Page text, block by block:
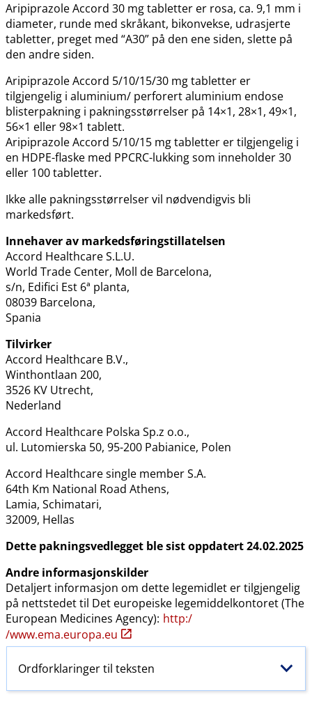
Aripiprazole Accord 30 mg tabletter er rosa, ca. 9,1 mm i
diameter, runde med skråkant, bikonvekse, udrasjerte
tabletter, preget med “A30” på den ene siden, slette på
den andre siden.
Aripiprazole Accord 5/10/15/30 mg tabletter er
tilgjengelig i aluminium​/​ perforert aluminium endose
blisterpakning i pakningsstørrelser på 14×1, 28×1, 49×1,
56×1 eller 98×1 tablett.
Aripiprazole Accord 5/10/15 mg tabletter er tilgjengelig i
en HDPE-flaske med PPCRC-lukking som inneholder 30
eller 100 tabletter.
Ikke alle pakningsstørrelser vil nødvendigvis bli
markedsført.
Innehaver av markedsføringstillatelsen
Accord Healthcare S.L.U.
World Trade Center, Moll de Barcelona,
s​/​n, Edifici Est 6ª planta,
08039 Barcelona,
Spania
Tilvirker
Accord Healthcare B.V.,
Winthontlaan 200,
3526 KV Utrecht,
Nederland
Accord Healthcare Polska Sp.z o.o.,
ul. Lutomierska 50, 95-200 Pabianice, Polen
Accord Healthcare single member S.A.
64th Km National Road Athens,
Lamia, Schimatari,
32009, Hellas
Dette pakningsvedlegget ble sist oppdatert 24.02.2025
Andre informasjonskilder
Detaljert informasjon om dette legemidlet er tilgjengelig
på nettstedet til Det europeiske legemiddelkontoret (The
European Medicines Agency): http:​/​
/www.ema.europa.eu
Ordforklaringer til teksten